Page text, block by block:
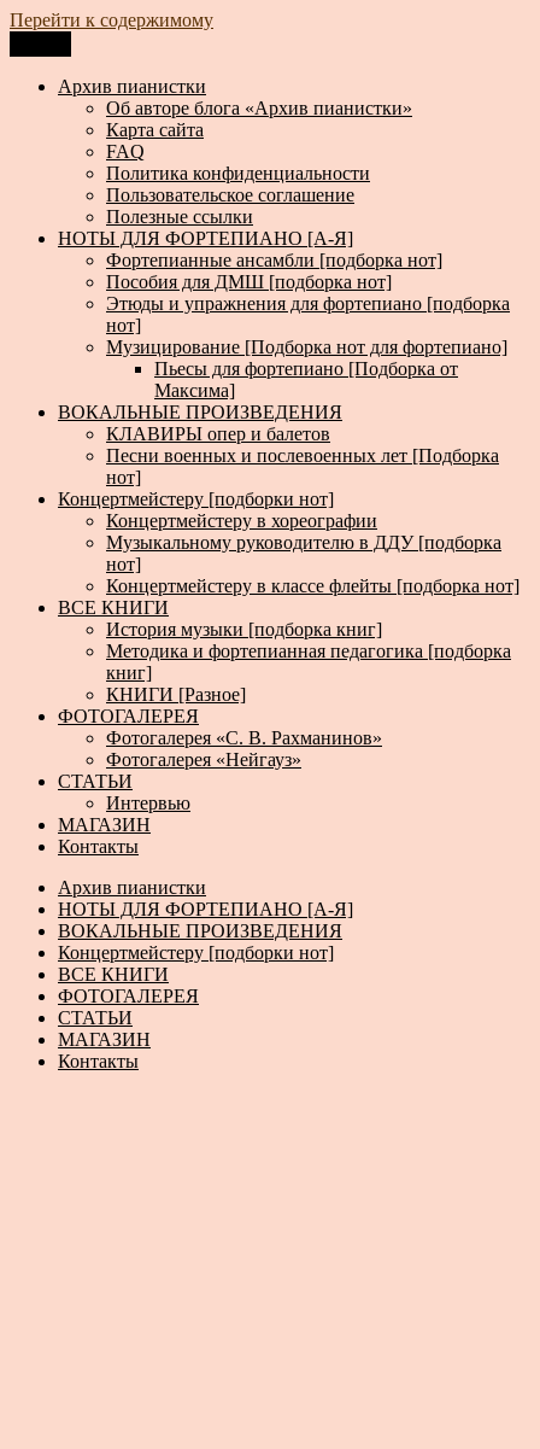
Перейти к содержимому
Архив пианистки
Всё для пианистов: ноты, книги, музыка, статьи…
Архив пианистки
Об авторе блога «Архив пианистки»
Карта сайта
FAQ
Политика конфиденциальности
Пользовательское соглашение
Полезные ссылки
НОТЫ ДЛЯ ФОРТЕПИАНО [А-Я]
Фортепианные ансамбли [подборка нот]
Пособия для ДМШ [подборка нот]
Этюды и упражнения для фортепиано [подборка
нот]
Музицирование [Подборка нот для фортепиано]
Пьесы для фортепиано [Подборка от
Максима]
ВОКАЛЬНЫЕ ПРОИЗВЕДЕНИЯ
КЛАВИРЫ опер и балетов
Песни военных и послевоенных лет [Подборка
нот]
Концертмейстеру [подборки нот]
Концертмейстеру в хореографии
Музыкальному руководителю в ДДУ [подборка
нот]
Концертмейстеру в классе флейты [подборка нот]
ВСЕ КНИГИ
История музыки [подборка книг]
Методика и фортепианная педагогика [подборка
книг]
КНИГИ [Разное]
ФОТОГАЛЕРЕЯ
Фотогалерея «С. В. Рахманинов»
Фотогалерея «Нейгауз»
СТАТЬИ
Интервью
МАГАЗИН
Контакты
Архив пианистки
НОТЫ ДЛЯ ФОРТЕПИАНО [А-Я]
ВОКАЛЬНЫЕ ПРОИЗВЕДЕНИЯ
Концертмейстеру [подборки нот]
ВСЕ КНИГИ
ФОТОГАЛЕРЕЯ
СТАТЬИ
МАГАЗИН
Контакты